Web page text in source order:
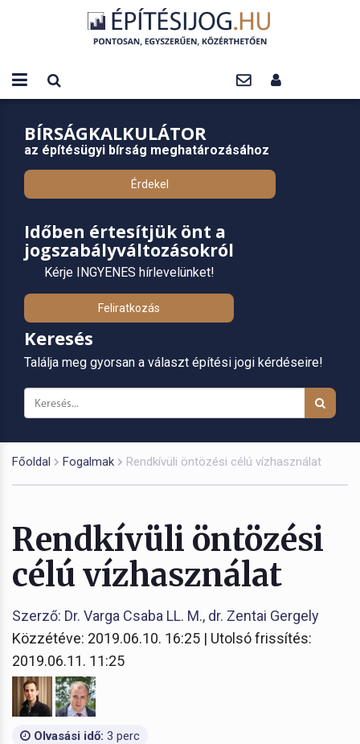
BÍRSÁGKALKULÁTOR
az építésügyi bírság meghatározásához
Érdekel
Időben értesítjük önt a
jogszabályváltozásokról
Kérje INGYENES hírlevelünket!
Feliratkozás
Keresés
Találja meg gyorsan a választ építési jogi kérdéseire!
Főoldal Fogalmak Rendkívüli öntözési célú vízhasználat
Rendkívüli öntözési
célú vízhasználat
Szerző: Dr. Varga Csaba LL. M., dr. Zentai Gergely
Közzétéve: 2019.06.10. 16:25 | Utolsó frissítés:
2019.06.11. 11:25
Olvasási idő: 3 perc